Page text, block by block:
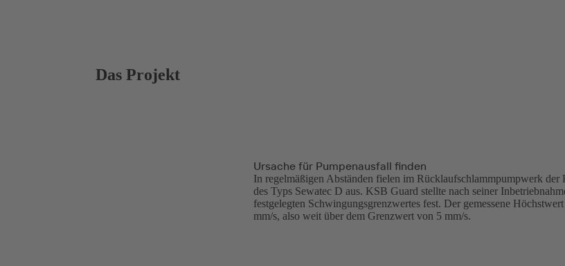
Das Projekt
Ursache für Pumpenausfall finden
In regelmäßigen Abständen fielen im Rücklaufschlammpumpwerk der
des Typs Sewatec D aus. KSB Guard stellte nach seiner
festgelegten Schwingungsgrenzwertes fest. Der gemessene
mm/s, also weit über dem Grenzwert von 5 mm/s.